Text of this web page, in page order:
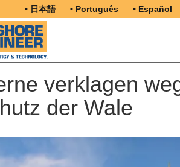
• 日本語 • Português • Español
verklagen
der Wale